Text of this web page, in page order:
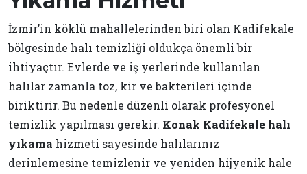
İzmir’in köklü mahallelerinden biri olan Kadifekale
bölgesinde halı temizliği oldukça önemli bir
ihtiyaçtır. Evlerde ve iş yerlerinde kullanılan
halılar zamanla toz, kir ve bakterileri içinde
biriktirir. Bu nedenle düzenli olarak profesyonel
temizlik yapılması gerekir. Konak Kadifekale halı
yıkama hizmeti sayesinde halılarınız
derinlemesine temizlenir ve yeniden hijyenik hale